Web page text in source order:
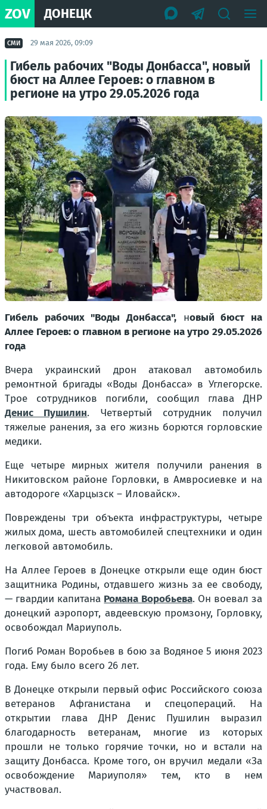
ZOV ДОНЕЦК
СМИ 29 мая 2026, 09:09
Гибель рабочих "Воды Донбасса", новый
бюст на Аллее Героев: о главном в
регионе на утро 29.05.2026 года
Гибель рабочих "Воды Донбасса", новый бюст на
Аллее Героев: о главном в регионе на утро 29.05.2026
года
Вчера украинский дрон атаковал автомобиль
ремонтной бригады «Воды Донбасса» в Углегорске.
Трое сотрудников погибли, сообщил глава ДНР
Денис Пушилин. Четвертый сотрудник получил
тяжелые ранения, за его жизнь борются горловские
медики.
Еще четыре мирных жителя получили ранения в
Никитовском районе Горловки, в Амвросиевке и на
автодороге «Харцызск – Иловайск».
Повреждены три объекта инфраструктуры, четыре
жилых дома, шесть автомобилей спецтехники и один
легковой автомобиль.
На Аллее Героев в Донецке открыли еще один бюст
защитника Родины, отдавшего жизнь за ее свободу,
— гвардии капитана Романа Воробьева. Он воевал за
донецкий аэропорт, авдеевскую промзону, Горловку,
освобождал Мариуполь.
Погиб Роман Воробьев в бою за Водяное 5 июня 2023
года. Ему было всего 26 лет.
В Донецке открыли первый офис Российского союза
ветеранов Афганистана и спецопераций. На
открытии глава ДНР Денис Пушилин выразил
благодарность ветеранам, многие из которых
прошли не только горячие точки, но и встали на
защиту Донбасса. Кроме того, он вручил медали «За
освобождение Мариуполя» тем, кто в нем
участвовал.